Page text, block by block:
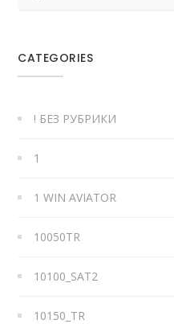
CATEGORIES
! БЕЗ РУБРИКИ
1
1 WIN AVIATOR
10050TR
10100_SAT2
10150_TR